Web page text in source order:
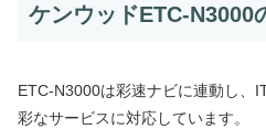
ケンウッドETC-N3000
ETC-N3000は彩速ナビに連動し、
彩なサービスに対応しています。